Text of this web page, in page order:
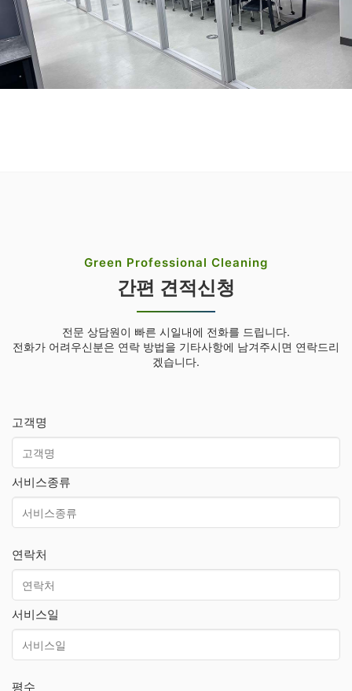
Green Professional Cleaning
간편 견적신청
전문 상담원이 빠른 시일내에 전화를 드립니다.
전화가 어려우신분은 연락 방법을 기타사항에 남겨주시면 연락드리
겠습니다.
고객명
서비스종류
연락처
서비스일
평수